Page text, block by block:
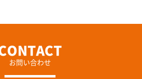
お問い合わせ